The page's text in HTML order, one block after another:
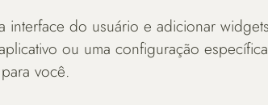
interface do usuário e adicionar
ou uma configuração
você.